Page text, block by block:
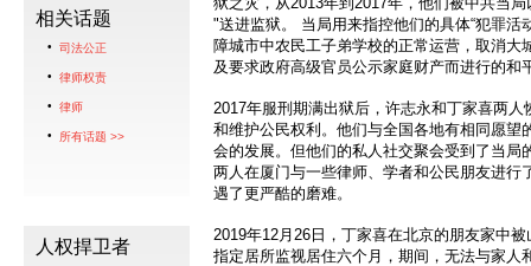
相关话题
司法公正
律师权责
律师
所有话题 >>
人权捍卫者
"送进监狱。 当局用来指控他们的具体“犯罪活
障城市中农民工子弟学校的正常运营，取消大
及要求政府高级官员公示家庭财产而进行的和
2017年服刑期满出狱后，许志永和丁家喜两
和维护公民权利。他们与全国各地有相同愿望
会的发展。但他们的私人社交聚会受到了当局
两人在厦门与一些律师、学者和公民朋友进行
遇了更严酷的磨难。
2019年12月26日，丁家喜在北京的朋友家中
指定居所监视居住六个月，期间，无法与家人